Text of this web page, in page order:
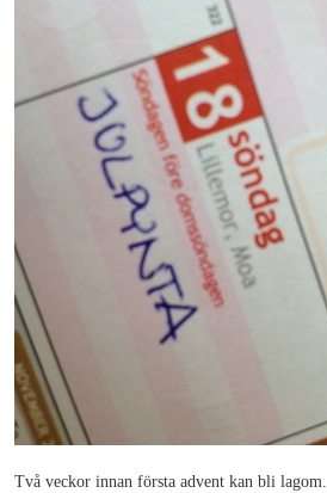
Två veckor innan första advent kan bli lagom.